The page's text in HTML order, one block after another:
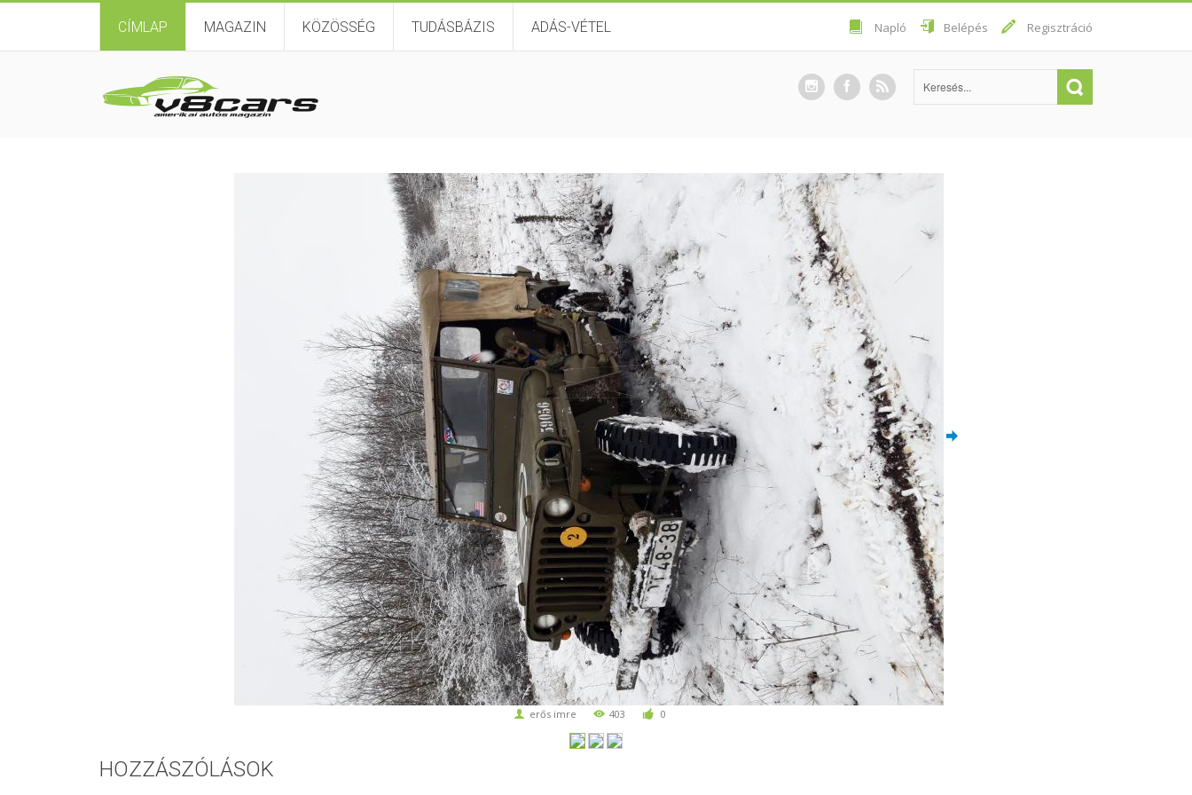
CÍMLAP MAGAZIN KÖZÖSSÉG TUDÁSBÁZIS ADÁS-VÉTEL Napló Belépés Regisztráció
erős imre 403 0
HOZZÁSZÓLÁSOK